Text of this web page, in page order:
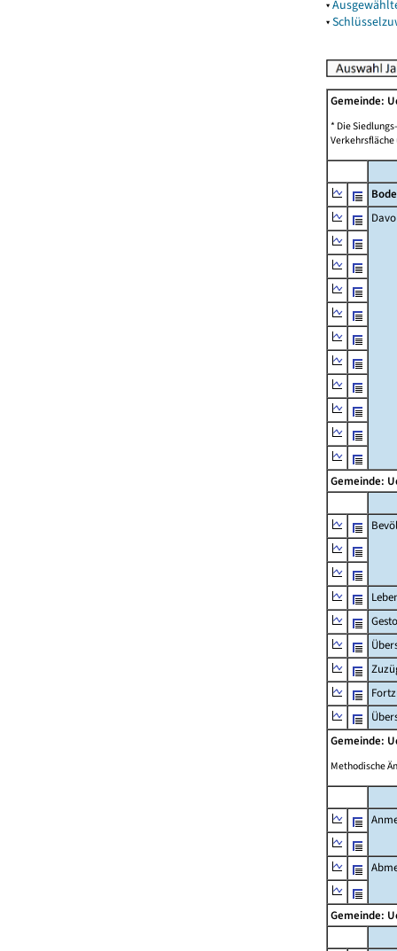
▾
▾
Gemeinde:
* Die
Verkehrsfläche
Gemeinde:
Gemeinde:
Methodische
Gemeinde: